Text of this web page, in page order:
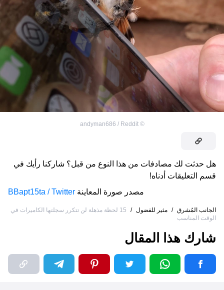
©
andyman686 / Reddit
هل حدثت لك مصادفات من هذا النوع من قبل؟ شاركنا رأيك في
قسم التعليقات أدناه!
مصدر صورة المعاينة BBapt15ta / Twitter
الجانب المُشرق / مثير للفضول /
15 لحظة مذهلة لن تتكرر سجلتها الكاميرات في
الوقت المناسب
شارك هذا المقال